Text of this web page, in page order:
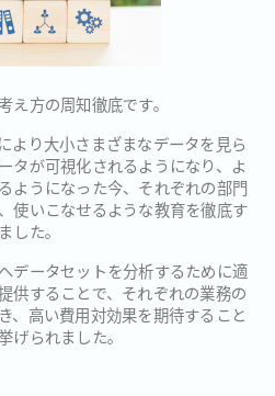
え方の周知徹底です。
より大小さまざまなデータを見ら
タが可視化されるようになり、よ
ようになった今、それぞれの部門
使いこなせるような教育を徹底す
した。
データセットを分析するために適
供することで、それぞれの業務の
、高い費用対効果を期待すること
げられました。